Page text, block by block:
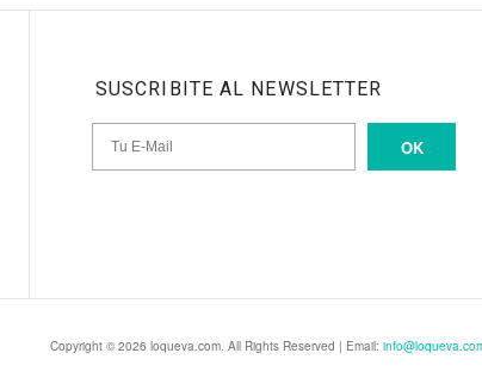
SUSCRIBITE AL NEWSLETTER
OK
Copyright © 2026 loqueva.com. All Rights Reserved | Email: